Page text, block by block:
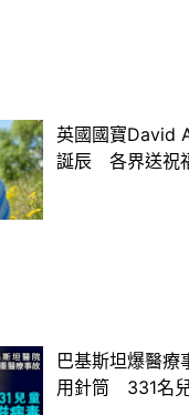
英國國寶David
誕辰 各界送祝
巴基斯坦爆醫
用針筒 331名